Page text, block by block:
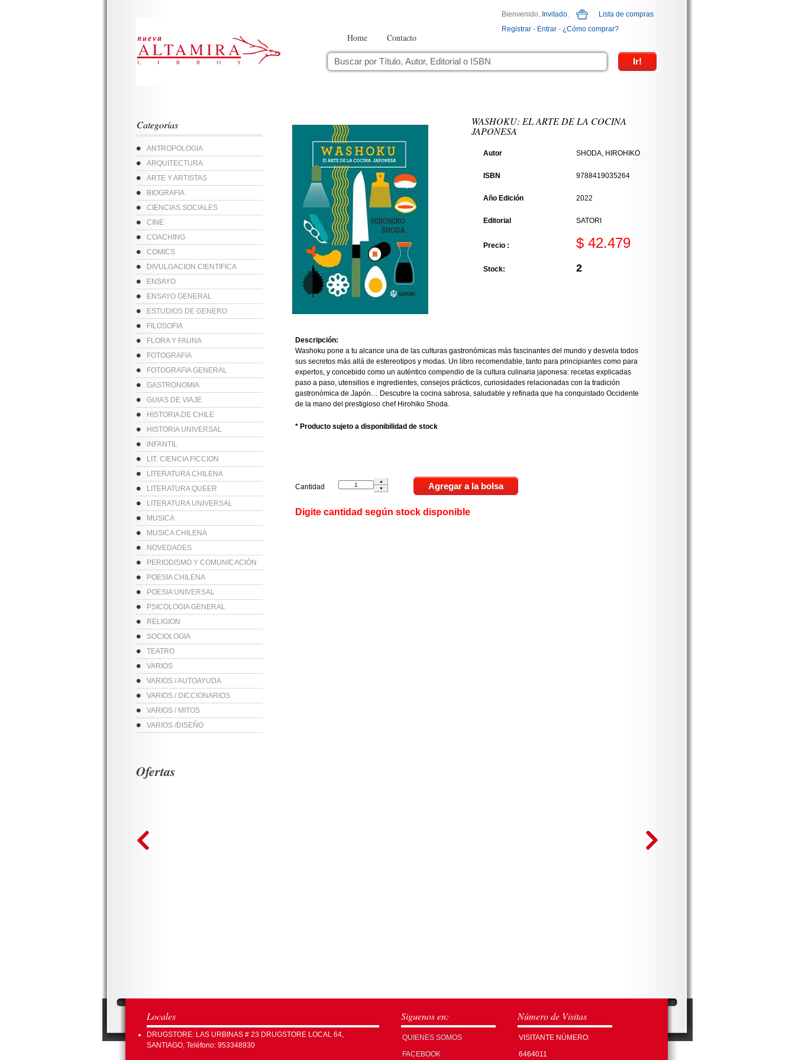
Home Contacto
Bienvenido, Invitado.
Lista de compras
Registrar - Entrar - ¿Cómo comprar?
Categorías
ANTROPOLOGIA
ARQUITECTURA
ARTE Y ARTISTAS
BIOGRAFIA
CIENCIAS SOCIALES
CINE
COACHING
COMICS
DIVULGACION CIENTIFICA
ENSAYO
ENSAYO GENERAL
ESTUDIOS DE GENERO
FILOSOFIA
FLORA Y FAUNA
FOTOGRAFIA
FOTOGRAFIA GENERAL
GASTRONOMIA
GUIAS DE VIAJE
HISTORIA DE CHILE
HISTORIA UNIVERSAL
INFANTIL
LIT. CIENCIA FICCION
LITERATURA CHILENA
LITERATURA QUEER
LITERATURA UNIVERSAL
MUSICA
MUSICA CHILENA
NOVEDADES
PERIODISMO Y COMUNICACIÓN
POESIA CHILENA
POESIA UNIVERSAL
PSICOLOGIA GENERAL
RELIGION
SOCIOLOGIA
TEATRO
VARIOS
VARIOS / AUTOAYUDA
VARIOS / DICCIONARIOS
VARIOS / MITOS
VARIOS /DISEÑO
WASHOKU: EL ARTE DE LA COCINA
JAPONESA
Autor SHODA, HIROHIKO
ISBN 9788419035264
Año Edición 2022
Editorial SATORI
Precio : $ 42.479
Stock: 2
Descripción:
Washoku pone a tu alcance una de las culturas gastronómicas más fascinantes del mundo y desvela todos
sus secretos más allá de estereotipos y modas. Un libro recomendable, tanto para principiantes como para
expertos, y concebido como un auténtico compendio de la cultura culinaria japonesa: recetas explicadas
paso a paso, utensilios e ingredientes, consejos prácticos, curiosidades relacionadas con la tradición
gastronómica de Japón… Descubre la cocina sabrosa, saludable y refinada que ha conquistado Occidente
de la mano del prestigioso chef Hirohiko Shoda.
* Producto sujeto a disponibilidad de stock
Cantidad
Digite cantidad según stock disponible
Ofertas
Locales
DRUGSTORE: LAS URBINAS # 23 DRUGSTORE LOCAL 64,
SANTIAGO, Teléfono: 953348930
Siguenos en:
QUIENES SOMOS
FACEBOOK
Número de Visitas
VISITANTE NÚMERO:
6464011